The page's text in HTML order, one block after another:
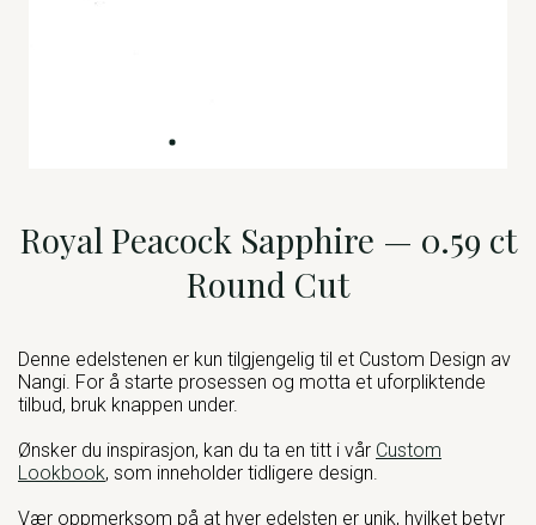
Royal Peacock Sapphire — 0.59 ct
Round Cut
Denne edelstenen er kun tilgjengelig til et Custom Design av
Nangi. For å starte prosessen og motta et uforpliktende
tilbud, bruk knappen under.
Ønsker du inspirasjon, kan du ta en titt i vår Custom
Lookbook, som inneholder tidligere design.
Vær oppmerksom på at hver edelsten er unik, hvilket betyr